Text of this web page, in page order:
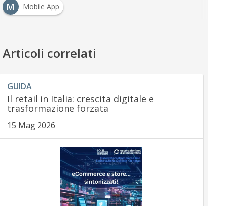
M
Mobile App
Articoli correlati
GUIDA
Il retail in Italia: crescita digitale e
trasformazione forzata
15 Mag 2026